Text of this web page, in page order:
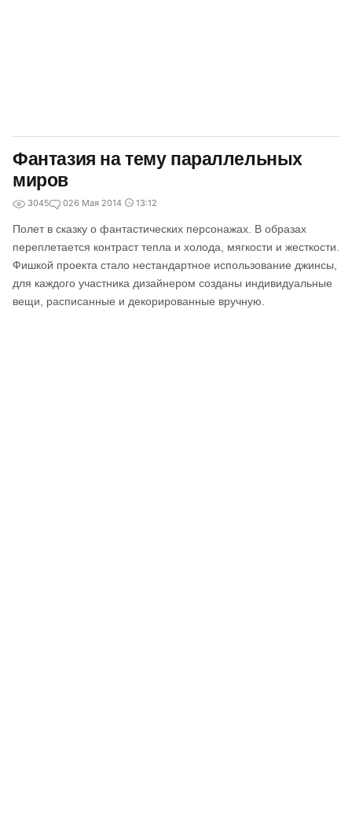
Фантазия на тему параллельных
миров
3045 026 Мая 2014 13:12
Полет в сказку о фантастических персонажах. В образах
переплетается контраст тепла и холода, мягкости и жесткости.
Фишкой проекта стало нестандартное использование джинсы,
для каждого участника дизайнером созданы индивидуальные
вещи, расписанные и декорированные вручную.